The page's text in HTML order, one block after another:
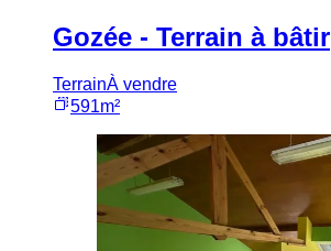
Gozée - Terrain à bâtir
TerrainÀ vendre
591m²